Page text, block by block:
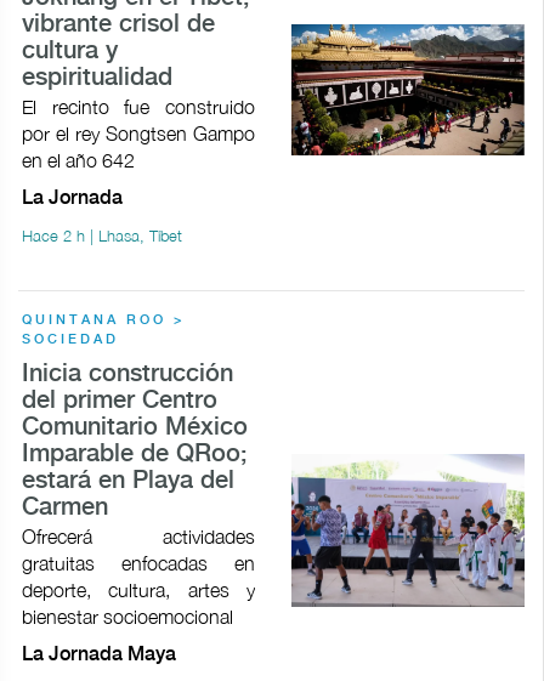
vibrante crisol de
cultura y
espiritualidad
El recinto fue construido
por el rey Songtsen Gampo
en el año 642
La Jornada
Hace 2 h | Lhasa, Tíbet
QUINTANA ROO >
SOCIEDAD
Inicia construcción
del primer Centro
Comunitario México
Imparable de QRoo;
estará en Playa del
Carmen
Ofrecerá actividades
gratuitas enfocadas en
deporte, cultura, artes y
bienestar socioemocional
La Jornada Maya